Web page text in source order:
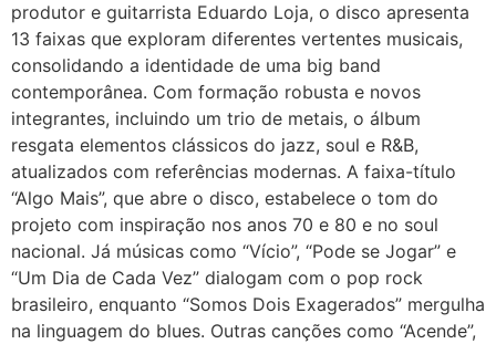
produtor e guitarrista Eduardo Loja, o disco apresenta
13 faixas que exploram diferentes vertentes musicais,
consolidando a identidade de uma big band
contemporânea. Com formação robusta e novos
integrantes, incluindo um trio de metais, o álbum
resgata elementos clássicos do jazz, soul e R&B,
atualizados com referências modernas. A faixa-título
“Algo Mais”, que abre o disco, estabelece o tom do
projeto com inspiração nos anos 70 e 80 e no soul
nacional. Já músicas como “Vício”, “Pode se Jogar” e
“Um Dia de Cada Vez” dialogam com o pop rock
brasileiro, enquanto “Somos Dois Exagerados” mergulha
na linguagem do blues. Outras canções como “Acende”,